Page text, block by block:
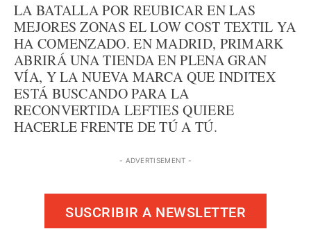
LA BATALLA POR REUBICAR EN LAS
MEJORES ZONAS EL LOW COST TEXTIL YA
HA COMENZADO. EN MADRID, PRIMARK
ABRIRÁ UNA TIENDA EN PLENA GRAN
VÍA, Y LA NUEVA MARCA QUE INDITEX
ESTÁ BUSCANDO PARA LA
RECONVERTIDA LEFTIES QUIERE
HACERLE FRENTE DE TÚ A TÚ.
- ADVERTISEMENT -
SUSCRIBIR A NEWSLETTER